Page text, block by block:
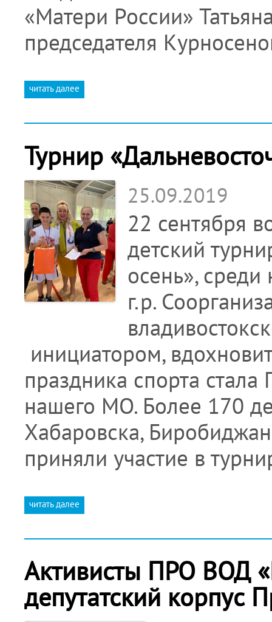
«Матери России»
председателя
читать далее
Турнир
25.09.2019
22 сентября
детский
осень»,
г.р.
инициатором,
праздника спорта
нашего МО. Более 170
Хабаровска,
приняли участие в
читать далее
Активисты ПРО ВОД
депутатский корпус